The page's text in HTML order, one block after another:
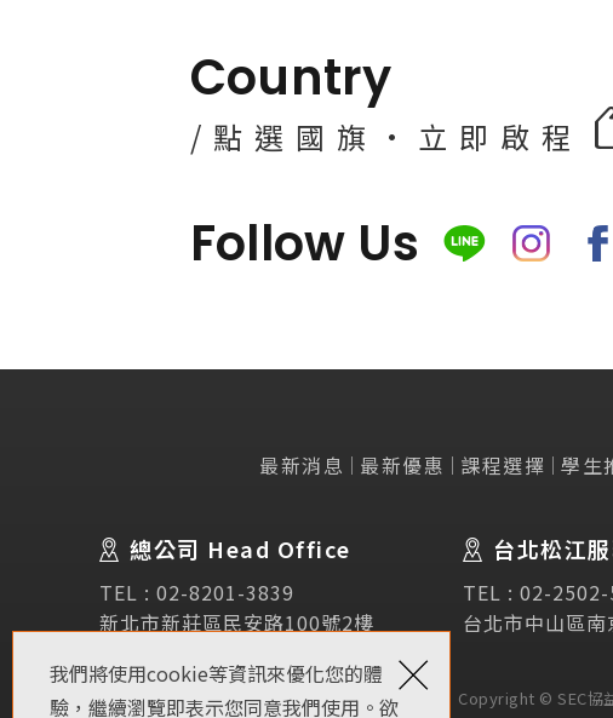
我們將使用cookie等資訊來優化您的體
驗，繼續瀏覽即表示您同意我們使用。欲
×
諮詢表單
立即諮詢
About Us
公司簡介
經營理念
選擇SEC的原因
Country
/點選國旗·立即啟程
Follow Us
最新消息 最新優惠 課程選擇 學生
總公司 Head Office
TEL : 02-8201-3839
新北市新莊區民安路100號2樓
台北松江
TEL : 02-2502-
台北市中山區
Copyright © SEC協